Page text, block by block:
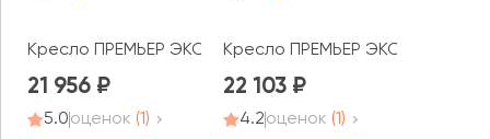
Кресло ПРЕМЬЕР ЭКСТРА КОРОТКИЙ
21 956
5.0оценок (1)
Кресло ПРЕМЬЕР ЭКСТРА
22 103
4.2оценок (1)